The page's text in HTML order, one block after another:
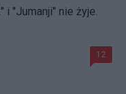
i "Jumanji" nie żyje.
12